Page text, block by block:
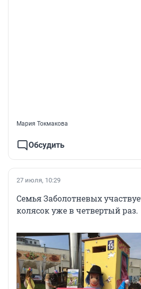
Мария Токмакова
Обсудить
27 июля, 10:29
Семья Заболотневых
колясок уже в четвертый раз.